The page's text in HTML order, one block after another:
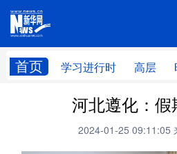
首页 学习进行时 高层
网站地
高层
财经
河北遵化：假
2024-01-25 09:11:05